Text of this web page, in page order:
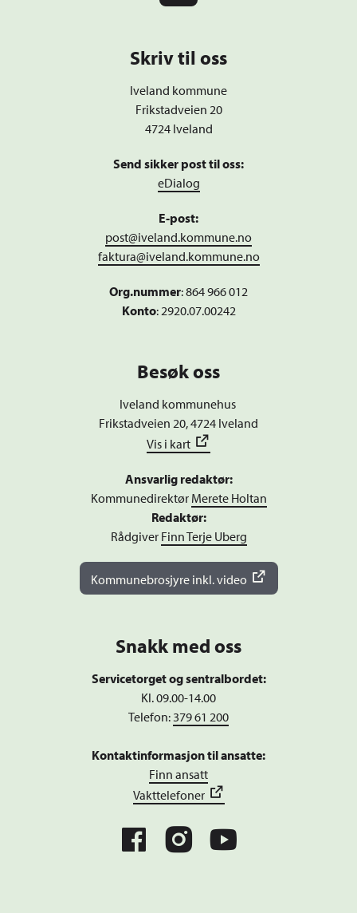
Skriv til oss
Iveland kommune
Frikstadveien 20
4724 Iveland
Send sikker post til oss:
eDialog
E-post:
post@iveland.kommune.no
faktura@iveland.kommune.no
Org.nummer:864 966 012
Konto: 2920.07.00242
Besøk oss
Iveland kommunehus
Frikstadveien 20, 4724 Iveland
Vis i kart
Ansvarlig redaktør:
Kommunedirektør Merete Holtan
Redaktør:
Rådgiver Finn Terje Uberg
Kommunebrosjyre inkl. video
Snakk med oss
Servicetorget og sentralbordet:
Kl. 09.00-14.00
Telefon:379 61 200
Kontaktinformasjon til ansatte:
Finn ansatt
Vakttelefoner